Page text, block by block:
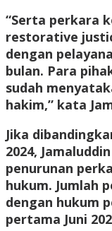
“Serta perkara
restorative
dengan
bulan. Para
sudah
hakim,” kata
Jika
2024,
penurunan
hukum. Jumlah
dengan hukum
pertama Juni